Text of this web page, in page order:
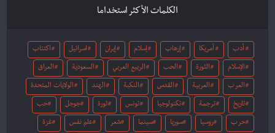
الكلمات الأكثر استخداما
أدب أمريكا إرهاب إسلام إيران اسرائيل اكتئاب
الإسلام الثورة الحب الربيع العربي السعودية العراق
العرب العربية القدس النكبة الهند الولايات المتحدة
تاريخ ترجمة تكنولوجيا تونس ثورة جوجل حب
حرب روسيا سوريا سينما شعر علم نفس غزة